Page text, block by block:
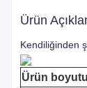
Ürün
Kendiliğinden
Ürün